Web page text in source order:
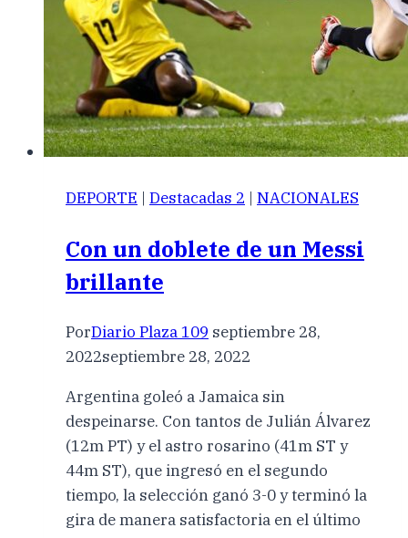
DEPORTE | Destacadas 2 | NACIONALES
Con un doblete de un Messi
brillante
PorDiario Plaza 109 septiembre 28,
2022septiembre 28, 2022
Argentina goleó a Jamaica sin
despeinarse. Con tantos de Julián Álvarez
(12m PT) y el astro rosarino (41m ST y
44m ST), que ingresó en el segundo
tiempo, la selección ganó 3-0 y terminó la
gira de manera satisfactoria en el último